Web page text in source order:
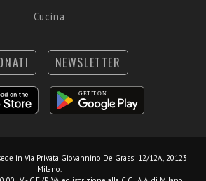
Cucina
NEWSLETTER
in Via Privata Giovannino De Grassi 12/12A, 20123
Milano.